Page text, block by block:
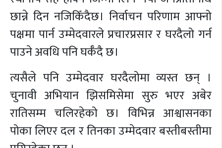
छान्ने दिन नजिकिँदैछ। निर्वाचन परिणाम आफ्नो
पक्षमा पार्न उम्मेदवारले प्रचारप्रसार र घरदैलो गर्न
पाउने अवधि पनि घर्कँदै छ।
त्यसैले पनि उम्मेदवार घरदैलोमा व्यस्त छन् ।
चुनावी अभियान झिसमिसेमा सुरु भएर अबेर
रातिसम्म चलिरहेको छ। विभिन्न आश्वासनका
पोका लिएर दल र तिनका उम्मेदवार बस्तीबस्तीमा